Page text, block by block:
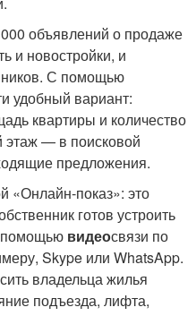
объявлений о продаже
и новостройки, и
С помощью
удобный вариант:
квартиры и количество
— в поисковой
предложения.
«Онлайн‑показ»: это
готов устроить
помощью видеосвязи по
Skype или WhatsApp.
владельца жилья
подъезда, лифта,